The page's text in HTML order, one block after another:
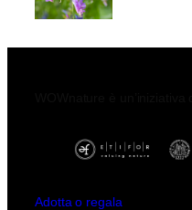
Adotta o regala